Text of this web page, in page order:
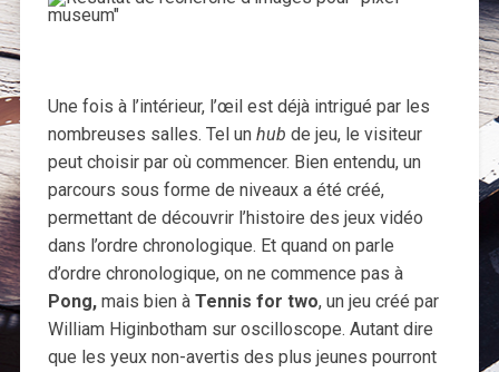
Une fois à l’intérieur, l’œil est déjà intrigué par les
nombreuses salles. Tel un hub de jeu, le visiteur
peut choisir par où commencer. Bien entendu, un
parcours sous forme de niveaux a été créé,
permettant de découvrir l’histoire des jeux vidéo
dans l’ordre chronologique. Et quand on parle
d’ordre chronologique, on ne commence pas à
Pong,mais bien à Tennis for two, un jeu créé par
William Higinbotham sur oscilloscope. Autant dire
que les yeux non-avertis des plus jeunes pourront